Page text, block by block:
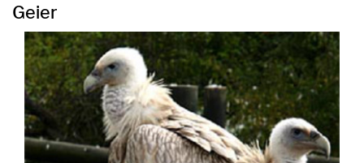
Geier